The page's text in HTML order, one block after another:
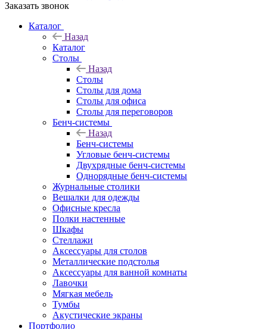
Заказать звонок
Каталог
Назад
Каталог
Столы
Назад
Столы
Столы для дома
Столы для офиса
Столы для переговоров
Бенч-системы
Назад
Бенч-системы
Угловые бенч-системы
Двухрядные бенч-системы
Однорядные бенч-системы
Журнальные столики
Вешалки для одежды
Офисные кресла
Полки настенные
Шкафы
Стеллажи
Аксессуары для столов
Металлические подстолья
Аксессуары для ванной комнаты
Лавочки
Мягкая мебель
Тумбы
Акустические экраны
Портфолио